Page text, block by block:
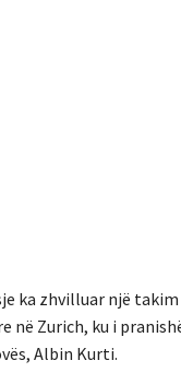
ka zhvilluar një
në Zurich, ku i
Albin Kurti.